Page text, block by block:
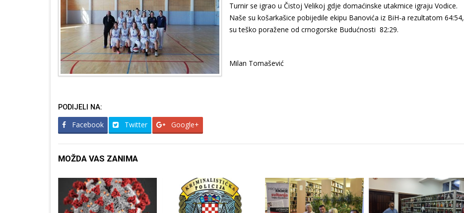
Turnir se igrao u Čistoj Velikoj gdje domaćinske utakmice igraju Vodice.
Naše su košarkašice pobijedile ekipu Banovića iz BiH-a rezultatom 64:54,
su teško poražene od crnogorske Budućnosti 82:29.
Milan Tomašević
PODIJELI NA:
Facebook Twitter Google+
MOŽDA VAS ZANIMA